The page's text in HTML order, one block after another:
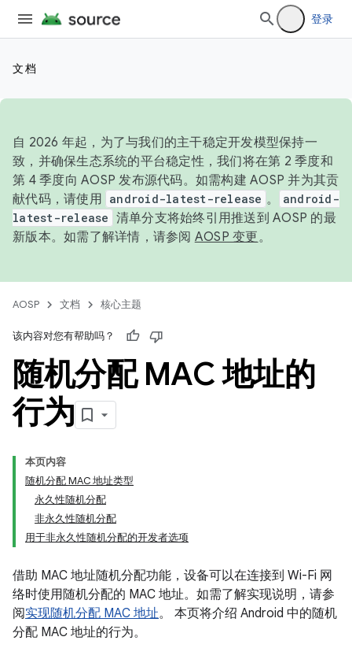
登录
文档
自 2026 年起，为了与我们的主干稳定开发模型保持一
致，并确保生态系统的平台稳定性，我们将在第 2 季度和
第 4 季度向 AOSP 发布源代码。如需构建 AOSP 并为其贡
献代码，请使用 android-latest-release 。
android-
latest-release 清单分支将始终引用推送到 AOSP 的最
新版本。如需了解详情，请参阅 AOSP 变更。
AOSP 文档 核心主题
该内容对您有帮助吗？
随机分配 MAC 地址的
行为
本页内容
随机分配 MAC 地址类型
永久性随机分配
非永久性随机分配
用于非永久性随机分配的开发者选项
借助 MAC 地址随机分配功能，设备可以在连接到 Wi-Fi 网
络时使用随机分配的 MAC 地址。如需了解实现说明，请参
阅实现随机分配 MAC 地址。 本页将介绍 Android 中的随机
分配 MAC 地址的行为。